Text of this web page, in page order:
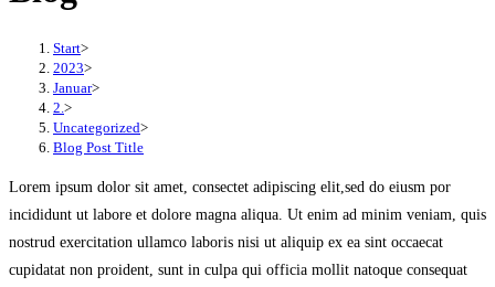
Start>
2023>
Januar>
2. >
Uncategorized>
Blog Post Title
Lorem ipsum dolor sit amet, consectet adipiscing elit,sed do eiusm por
incididunt ut labore et dolore magna aliqua. Ut enim ad minim veniam, quis
nostrud exercitation ullamco laboris nisi ut aliquip ex ea sint occaecat
cupidatat non proident, sunt in culpa qui officia mollit natoque consequat